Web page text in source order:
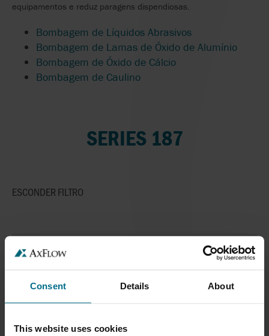
Consent Details About
This website uses cookies
equipamentos e reduz paragens dispendiosas.
Bombagem de Líquidos Abrasivos
Bombagem de Lamas de Óxido de Alumínio
Bombagem de Óxido de Cálcio
Bombagem de Caulino
SERIES 187
ESCONDER FILTRO
ANULAR FILTRO
SEGMENTOS DE MERCADO